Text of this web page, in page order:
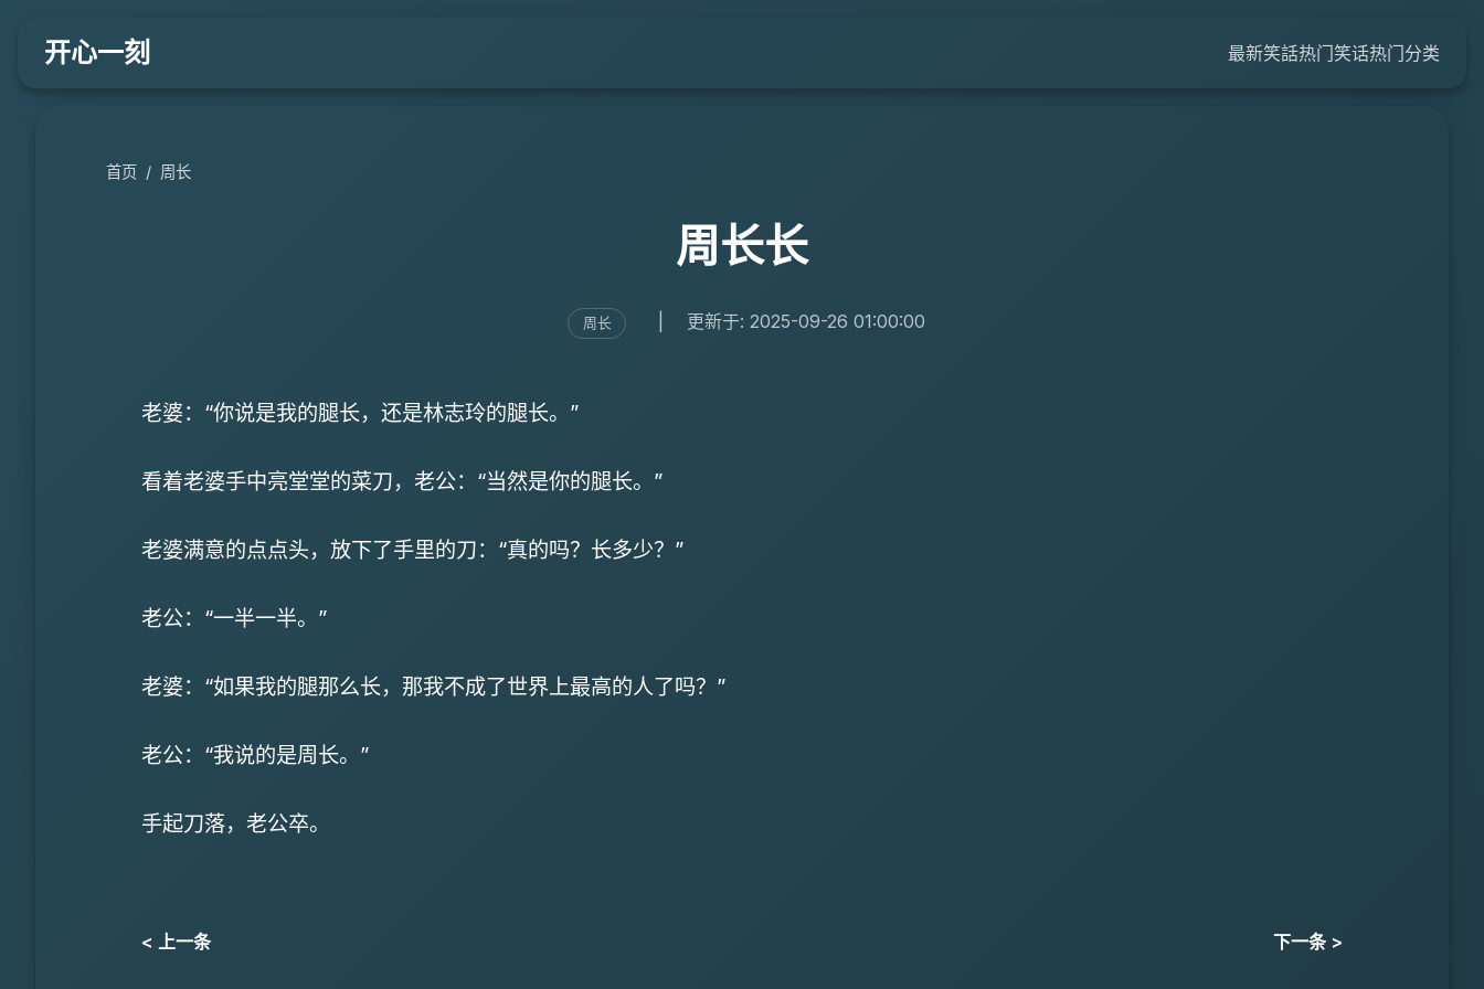
开心一刻 最新笑話热门笑话热门分类
首页 / 周长
周长长
周长 更新于: 2025-09-26 01:00:00
老婆：“你说是我的腿长，还是林志玲的腿长。”
看着老婆手中亮堂堂的菜刀，老公：“当然是你的腿长。”
老婆满意的点点头，放下了手里的刀：“真的吗？长多少？”
老公：“一半一半。”
老婆：“如果我的腿那么长，那我不成了世界上最高的人了吗？”
老公：“我说的是周长。”
手起刀落，老公卒。
< 上一条 下一条 >